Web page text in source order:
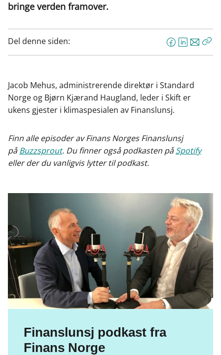
bringe verden framover.
Del denne siden:
F
a
e
b
o
L
i
k
e
E
-
o
s
Jacob Mehus, administrerende direktør i Standard
Norge og Bjørn Kjærand Haugland, leder i Skift er
ukens gjester i klimaspesialen av Finanslunsj.
Finn alle episoder av Finans Norges Finanslunsj
påBuzzsprout. Du finner også podkasten påSpotify
eller der du vanligvis lytter til podkast.
Finanslunsj podkast fra
Finans Norge